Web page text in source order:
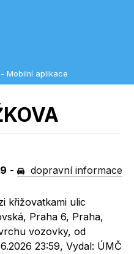
- Mobilní aplikace
-
dopravní informace
křižovatkami ulic
Praha 6, Praha,
vozovky, od
23:59, Vydal: ÚMČ